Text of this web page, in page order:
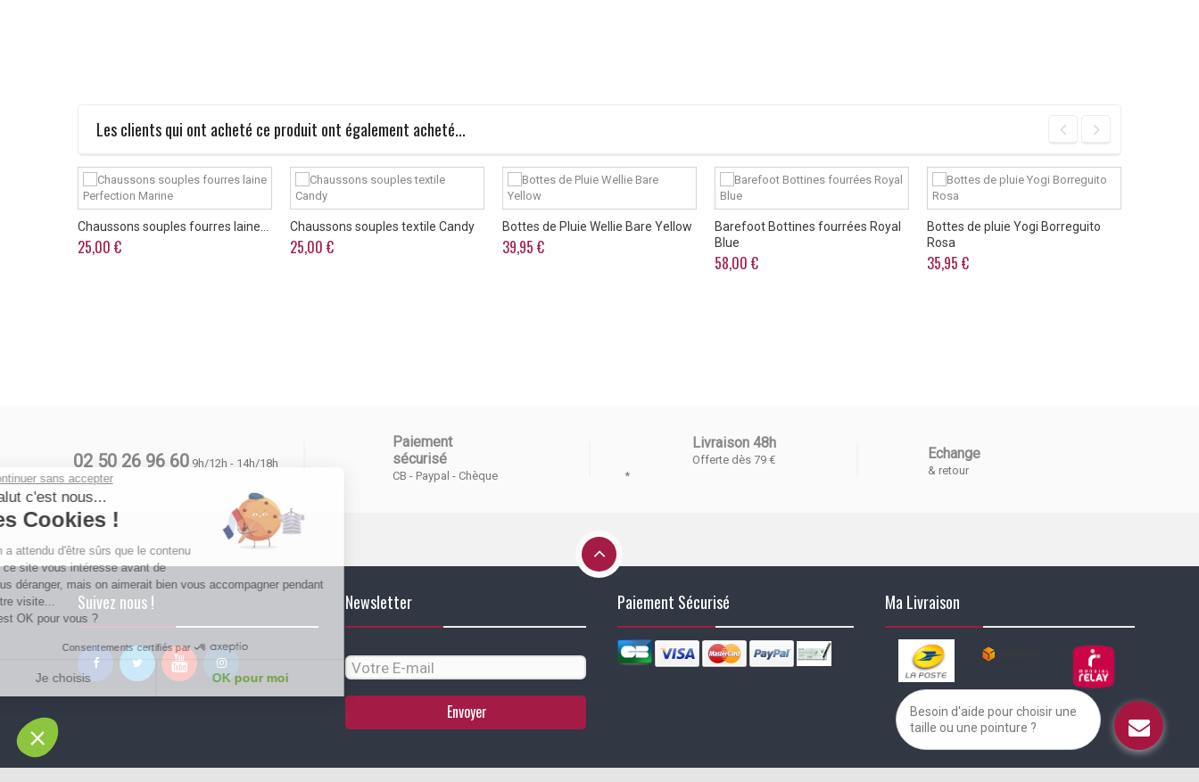
Besoin d'aide pour choisir une
taille ou une pointure ?
Les clients qui ont acheté ce produit ont également acheté...
Chaussons souples fourres laine...
25,00 €
Chaussons souples textile Candy
25,00 €
Bottes de Pluie Wellie Bare Yellow
39,95 €
Barefoot Bottines fourrées Royal
Blue
58,00 €
Bottes de pluie Yogi Borreguito
Rosa
35,95 €
02 50 26 96 60 9h/12h - 14h/18h
Paiement
sécurisé
CB - Paypal - Chèque
Livraison 48h
Offerte dès 79 €
*
Echange
& retour
Suivez nous ! Newsletter
Envoyer
Paiement Sécurisé Ma Livraison
Continuer sans accepter
Salut c'est nous...
les Cookies !
On a attendu d'être sûrs que le contenu
de ce site vous intéresse avant de
vous déranger, mais on aimerait bien vous accompagner pendant
votre visite...
C'est OK pour vous ?
Consentements certifiés par
Je choisis OK pour moi
Notre plateforme vous permet d'adapter et de gérer vos paramètres de confidentialité, en garantissant la conformité avec les réglementations. Personnalisez vos préférences pour contrôler la manière dont vos informations sont